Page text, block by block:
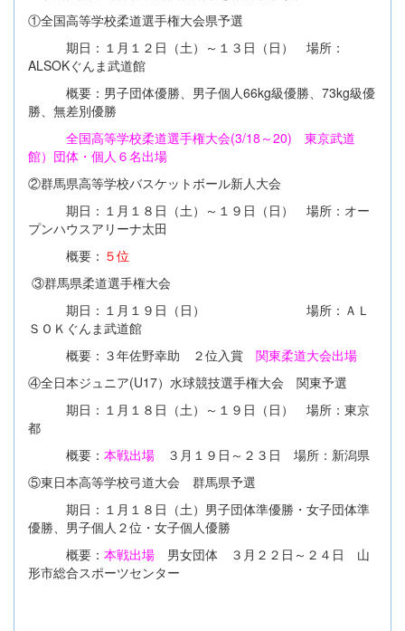
①全国高等学校柔道選手権大会県予選
期日：１月１２日（土）～１３日（日） 場所：
ALSOKぐんま武道館
概要：男子団体優勝、男子個人66kg級優勝、73kg級優
勝、無差別優勝
全国高等学校柔道選手権大会(3/18～20) 東京武道
館）団体・個人６名出場
②群馬県高等学校バスケットボール新人大会
期日：１月１８日（土）～１９日（日） 場所：オー
プンハウスアリーナ太田
概要： ５位
③群馬県柔道選手権大会
期日：１月１９日（日） 場所：ＡＬ
ＳＯＫぐんま武道館
概要：３年佐野幸助 ２位入賞 関東柔道大会出場
④全日本ジュニア(U17）水球競技選手権大会 関東予選
期日：１月１８日（土）～１９日（日） 場所：東京
都
概要： 本戦出場 ３月１９日～２３日 場所：新潟県
⑤東日本高等学校弓道大会 群馬県予選
期日：１月１８日（土）男子団体準優勝・女子団体準
優勝、男子個人２位・女子個人優勝
概要： 本戦出場 男女団体 ３月２２日～２４日 山
形市総合スポーツセンター